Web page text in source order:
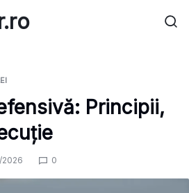
Principii,
2026 0